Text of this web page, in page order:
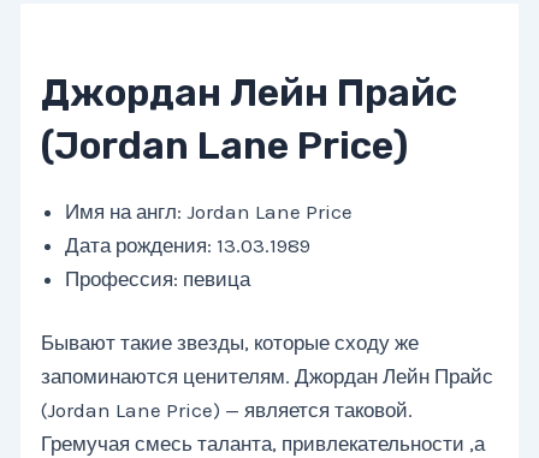
Джордан Лейн Прайс
(Jordan Lane Price)
Имя на англ: Jordan Lane Price
Дата рождения: 13.03.1989
Профессия: певица
Бывают такие звезды, которые сходу же
запоминаются ценителям. Джордан Лейн Прайс
(Jordan Lane Price) — является таковой.
Гремучая смесь таланта, привлекательности ,а